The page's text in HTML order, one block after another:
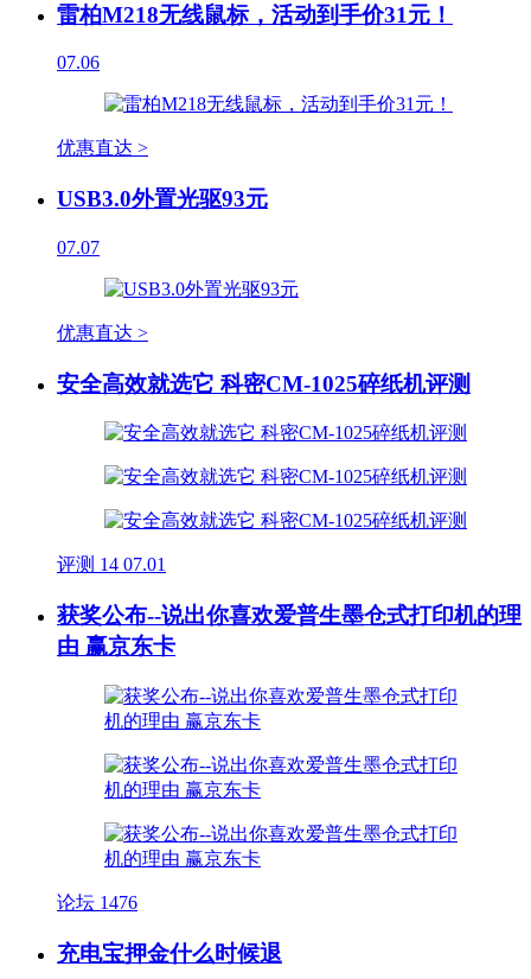
雷柏M218无线鼠标，活动到手价31元！
07.06
优惠直达 >
USB3.0外置光驱93元
07.07
优惠直达 >
安全高效就选它 科密CM-1025碎纸机评测
评测 14 07.01
获奖公布--说出你喜欢爱普生墨仓式打印机的理
由 赢京东卡
论坛 1476
充电宝押金什么时候退